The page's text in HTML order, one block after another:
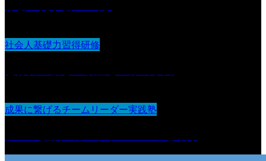
社会人基礎力習得研修
成果に繋げるチームリーダー実践塾